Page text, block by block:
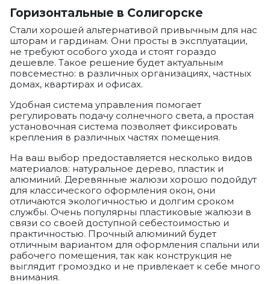
Горизонтальные в Солигорске
Стали хорошей альтернативой привычным для нас
шторам и гардинам. Они просты в эксплуатации,
не требуют особого ухода и стоят гораздо
дешевле. Такое решение будет актуальным
повсеместно: в различных организациях, частных
домах, квартирах и офисах.
Удобная система управления помогает
регулировать подачу солнечного света, а простая
установочная система позволяет фиксировать
крепления в различных частях помещения.
На ваш выбор предоставляется несколько видов
материалов: натуральное дерево, пластик и
алюминий. Деревянные жалюзи хорошо подойдут
для классического оформления окон, они
отличаются экологичностью и долгим сроком
службы. Очень популярны пластиковые жалюзи в
связи со своей доступной себестоимостью и
практичностью. Прочный алюминий будет
отличным вариантом для оформления спальни или
рабочего помещения, так как конструкция не
выглядит громоздко и не привлекает к себе много
внимания.